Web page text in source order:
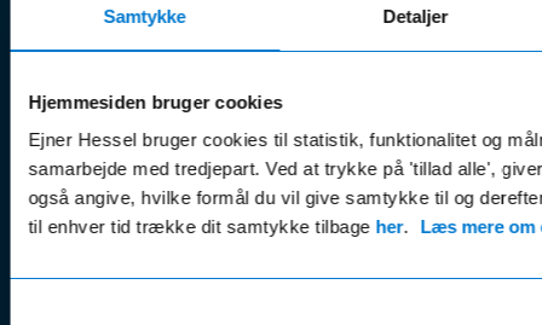
Samtykke Detaljer
Hjemmesiden bruger cookies
Ejner Hessel bruger cookies til statistik, funktionalitet og
samarbejde med tredjepart. Ved at trykke på 'tillad alle',
også angive, hvilke formål du vil give samtykke til og
til enhver tid trække dit samtykke tilbage her. Læs mere om
Åbningstider
Sikker betaling
Fordels- &
Kampagner
& nyheder
Leasing &
finansiering
Tilmeld dig